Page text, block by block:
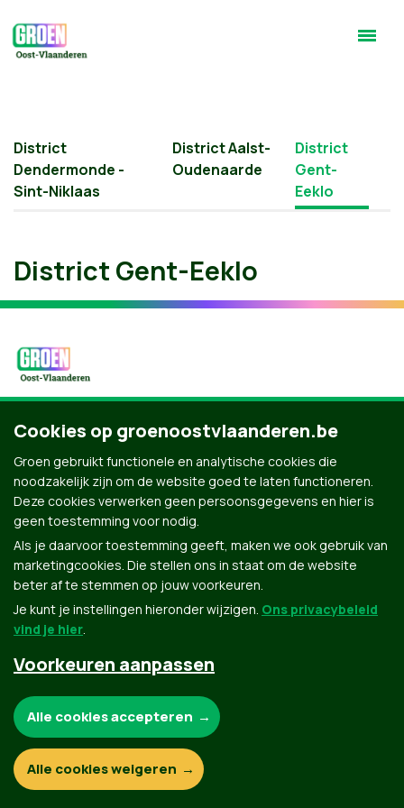
District
Dendermonde -
Sint-Niklaas
District Aalst-
Oudenaarde
District
Gent-
Eeklo
District Gent-Eeklo
Groen.be
© Copyright Groen 2026 | Gemaakt metNationBuilder| Gebouwd doorTectonica
Contact Privacybeleid
Cookies op groenoostvlaanderen.be
Groen gebruikt functionele en analytische cookies die
noodzakelijk zijn om de website goed te laten functioneren.
Deze cookies verwerken geen persoonsgegevens en hier is
geen toestemming voor nodig.
Als je daarvoor toestemming geeft, maken we ook gebruik van
marketingcookies. Die stellen ons in staat om de website
beter af te stemmen op jouw voorkeuren.
Je kunt je instellingen hieronder wijzigen. Ons privacybeleid
vind je hier.
Voorkeuren aanpassen
Functionele en analytische cookies:
Alle cookies accepteren
Alle cookies weigeren